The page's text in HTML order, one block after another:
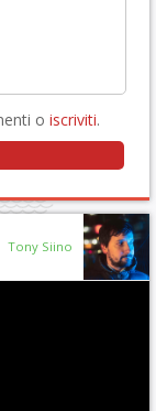
o iscriviti.
Tony Siino